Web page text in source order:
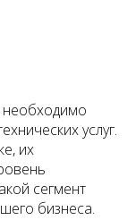
необходимо
услуг.
их
сегмент
бизнеса.